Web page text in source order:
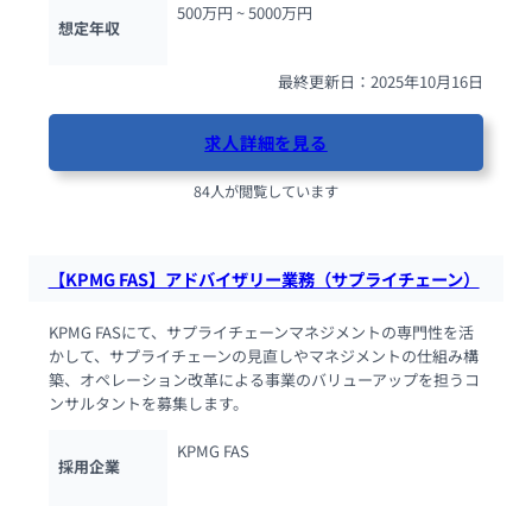
想定年収
500万円 ~ 5000万円
最終更新日：2025年10月16日
求人詳細を見る
84人が閲覧しています
【KPMG FAS】アドバイザリー業務（サプライチェーン）
KPMG FASにて、サプライチェーンマネジメントの専門性を活
かして、サプライチェーンの見直しやマネジメントの仕組み構
築、オペレーション改革による事業のバリューアップを担うコ
ンサルタントを募集します。
採用企業
KPMG FAS